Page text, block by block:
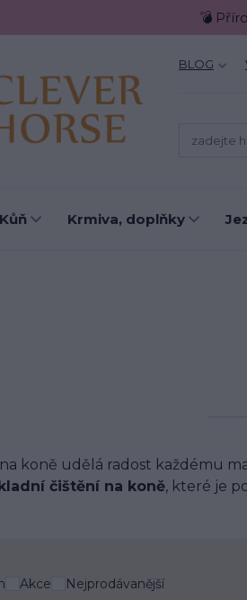
💣
BLOG
Kůň Krmiva, doplňky
koně udělá radost každému
čištění na koně, které je
Akce Nejprodávanější